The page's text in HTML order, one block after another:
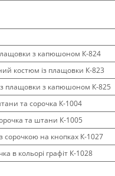
з капюшоном К-824
костюм із плащовки К-823
плащовки з капюшоном К-825
та сорочка К-1004
та штани К-1005
сорочкою на кнопках К-1027
в кольорі графіт К-1028